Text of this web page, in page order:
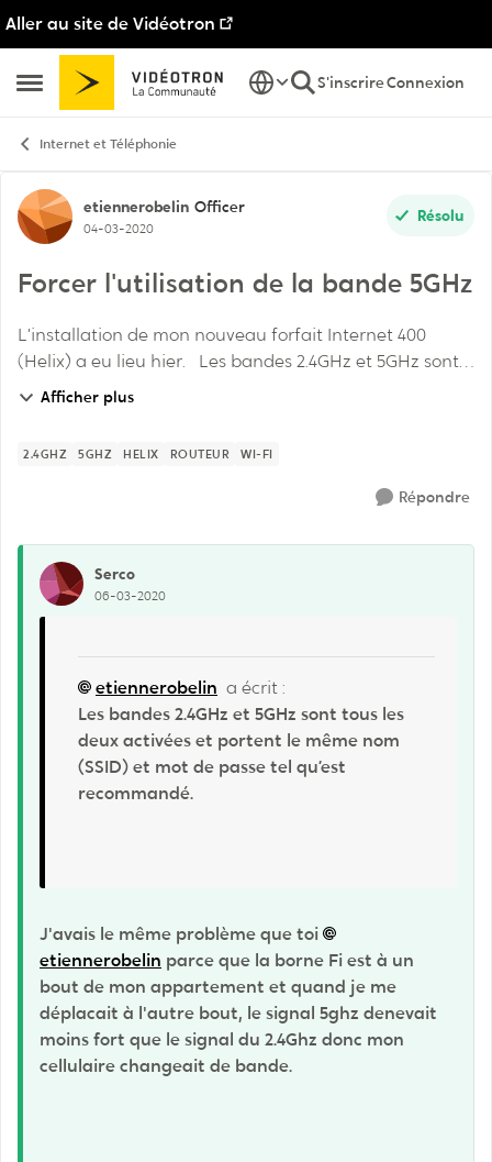
Aller au site de Vidéotron
Ouvrir Menu Latéral
Passer au contenu
S'inscrireConnexion
Internet et Téléphonie
Discussion de forum
etiennerobelin Officer
04-03-2020
Résolu
Forcer l'utilisation de la bande 5GHz
L’installation de mon nouveau forfait Internet 400
(Helix) a eu lieu hier. Les bandes 2.4GHz et 5GHz sont
tous les deux activées et portent le même nom (SSID)
Afficher plus
2.4GHZ 5GHZ HELIX ROUTEUR WI-FI
Répondre
Serco
06-03-2020
etiennerobelin a écrit :
Les bandes 2.4GHz et 5GHz sont tous les
deux activées et portent le même nom
(SSID) et mot de passe tel qu’est
recommandé.
J'avais le même problème que toi
etiennerobelin parce que la borne Fi est à un
bout de mon appartement et quand je me
déplacait à l'autre bout, le signal 5ghz denevait
moins fort que le signal du 2.4Ghz donc mon
cellulaire changeait de bande.